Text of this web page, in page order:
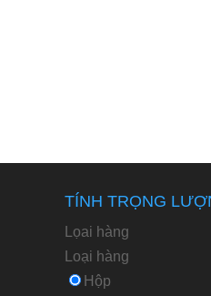
TÍNH TRỌNG
Lọai hàng
Loại hàng
Hộp